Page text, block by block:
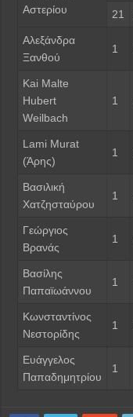
Αστερίου
21
Αλεξάνδρα
Ξανθού
1
Kai Malte
Hubert
Weilbach
1
Lami Murat
(Άρης)
1
Βασιλική
Χατζησταύρου
1
Γεώργιος
Βρανάς
1
Βασίλης
Παπαϊωάννου
1
Κωνσταντίνος
Νεστορίδης
1
Ευάγγελος
Παπαδημητρίου
1